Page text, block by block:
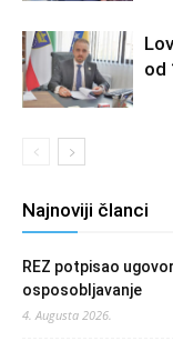
od
Najnoviji članci
REZ potpisao
osposobljavanje
4. Augusta 2026.